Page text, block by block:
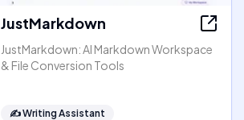
JustMarkdown
JustMarkdown: AI Markdown Workspace
& File Conversion Tools
✍️Writing Assistant